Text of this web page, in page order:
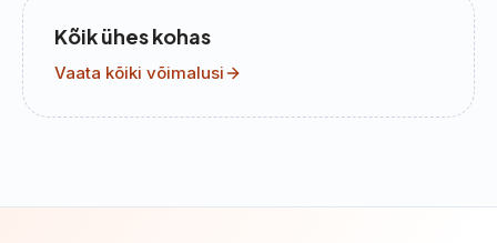
Kõik ühes kohas
Vaata kõiki võimalusi